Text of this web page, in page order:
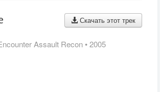
Скачать этот трек
Assault Recon • 2005